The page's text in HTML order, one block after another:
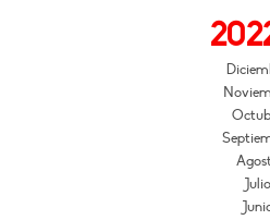
Julio